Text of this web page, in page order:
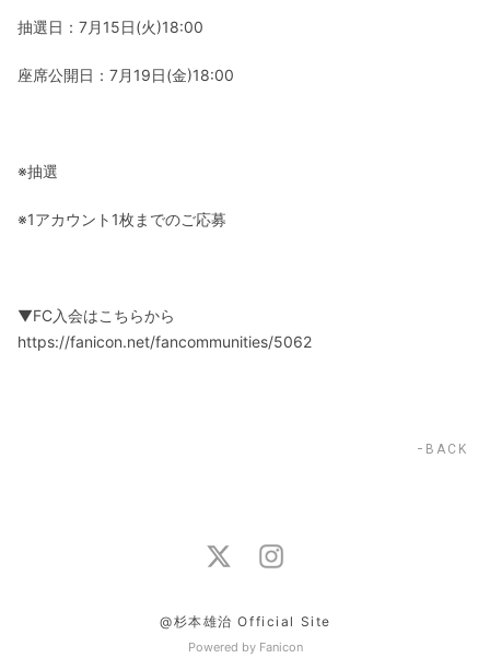
抽選日：7月15日(火)18:00
座席公開日：7月19日(金)18:00
※抽選
※1アカウント1枚までのご応募
▼FC入会はこちらから
https://fanicon.net/fancommunities/5062
BACK
@杉本雄治 Official Site
Powered by Fanicon